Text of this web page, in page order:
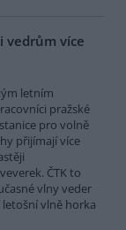
vedrům více
letním
pražské
pro volně
přijímají více
ČTK to
vlny veder
vlně horka